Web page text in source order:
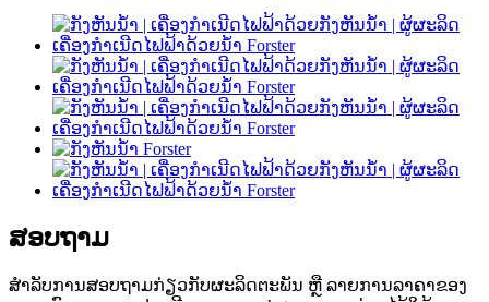
ສອບຖາມ
ສຳລັບການສອບຖາມກ່ຽວກັບຜະລິດຕະພັນ ຫຼື ລາຍການລາຄາຂອງ